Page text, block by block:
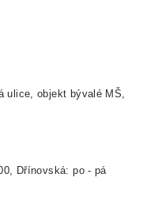
ulice, objekt bývalé MŠ,
Dřínovská: po - pá